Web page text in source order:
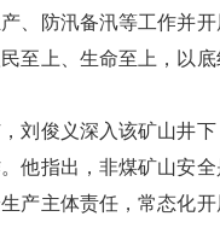
、防汛备汛等工作并
至上、生命至上，以
刘俊义深入该矿山井
他指出，非煤矿山安
主体责任，常态化